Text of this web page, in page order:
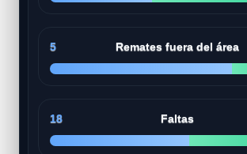
5 Remates fuera del área
18 Faltas